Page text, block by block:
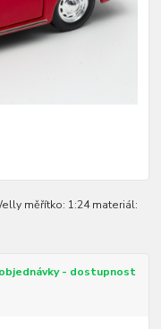
měřítko: 1:24 materiál:
- dostupnost